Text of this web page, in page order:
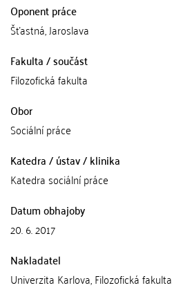
Oponent práce
Šťastná, Jaroslava
Fakulta / součást
Filozofická fakulta
Obor
Sociální práce
Katedra / ústav / klinika
Katedra sociální práce
Datum obhajoby
20. 6. 2017
Nakladatel
Univerzita Karlova, Filozofická fakulta